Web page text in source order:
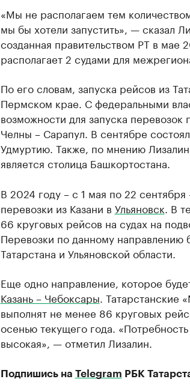
«Мы не располагаем тем
мы бы хотели запустить», — сказал
созданная правительством РТ в мае
располагает 2 судами для
По его словам, запуска рейсов из
Пермском крае. С федеральными
возможности для запуска
Челны – Сарапул. В сентябре
Удмуртию. Также, по мнению
является столица Башкортостана.
В 2024 году – с 1 мая по 22
перевозки из Казани в Ульяновск . В
66 круговых рейсов на судах на
Перевозки по данному направлению
Татарстана и Ульяновской области.
Еще одно направление, которое
Казань – Чебоксары .
выполнят не менее 86 круговых
осенью текущего года.
высокая», — отметил Лизалин.
Подпишись на Telegram РБК